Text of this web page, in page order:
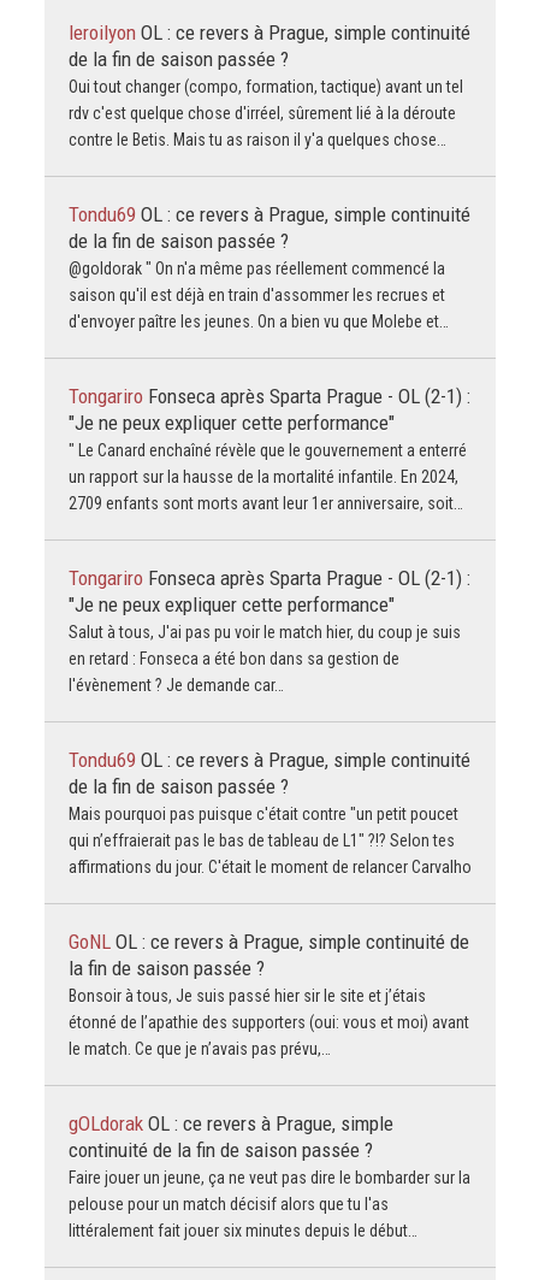
leroilyon OL : ce revers à Prague, simple continuité
de la fin de saison passée ?
Oui tout changer (compo, formation, tactique) avant un tel
rdv c'est quelque chose d'irréel, sûrement lié à la déroute
contre le Betis. Mais tu as raison il y'a quelques chose…
Tondu69 OL : ce revers à Prague, simple continuité
de la fin de saison passée ?
@goldorak " On n'a même pas réellement commencé la
saison qu'il est déjà en train d'assommer les recrues et
d'envoyer paître les jeunes. On a bien vu que Molebe et…
Tongariro Fonseca après Sparta Prague - OL (2-1) :
"Je ne peux expliquer cette performance"
" Le Canard enchaîné révèle que le gouvernement a enterré
un rapport sur la hausse de la mortalité infantile. En 2024,
2709 enfants sont morts avant leur 1er anniversaire, soit…
Tongariro Fonseca après Sparta Prague - OL (2-1) :
"Je ne peux expliquer cette performance"
Salut à tous, J'ai pas pu voir le match hier, du coup je suis
en retard : Fonseca a été bon dans sa gestion de
l'évènement ? Je demande car…
Tondu69 OL : ce revers à Prague, simple continuité
de la fin de saison passée ?
Mais pourquoi pas puisque c'était contre "un petit poucet
qui n’effraierait pas le bas de tableau de L1" ?!? Selon tes
affirmations du jour. C'était le moment de relancer Carvalho
GoNL OL : ce revers à Prague, simple continuité de
la fin de saison passée ?
Bonsoir à tous, Je suis passé hier sir le site et j’étais
étonné de l’apathie des supporters (oui: vous et moi) avant
le match. Ce que je n’avais pas prévu,…
gOLdorak OL : ce revers à Prague, simple
continuité de la fin de saison passée ?
Faire jouer un jeune, ça ne veut pas dire le bombarder sur la
pelouse pour un match décisif alors que tu l'as
littéralement fait jouer six minutes depuis le début…